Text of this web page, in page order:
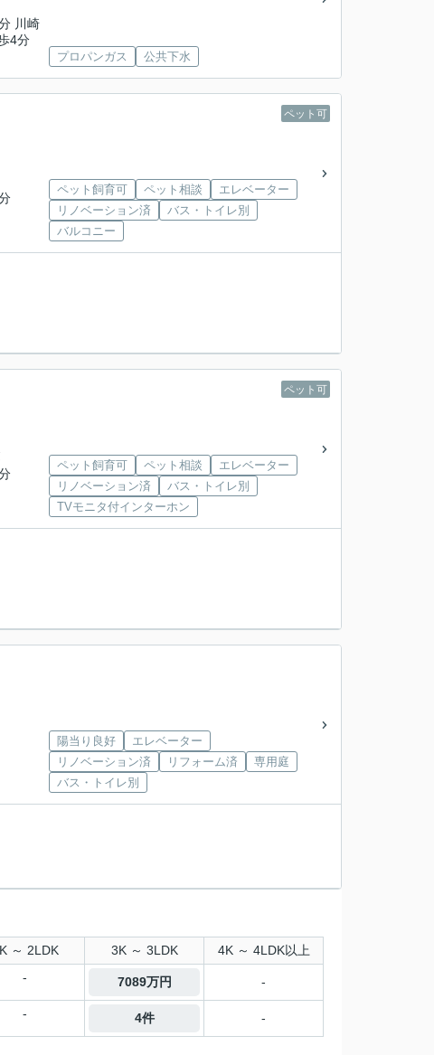
川崎
4分
プロパンガス 公共下水
ペット可
ペット飼育可 ペット相談
エレベーター
リノベーション済
バス・トイレ別
バルコニー
ペット可
ペット飼育可 ペット相談
エレベーター
リノベーション済
バス・トイレ別
TVモニタ付インターホン
陽当り良好
エレベーター
リノベーション済
リフォーム済
専用庭
バス・トイレ別
～ 2LDK 3K ～ 3LDK 4K ～ 4LDK以上
- 7089万円 -
- 4件 -